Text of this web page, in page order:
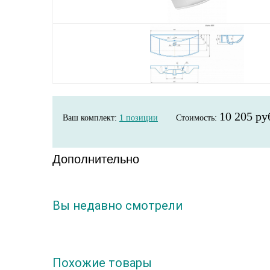
Ваш комплект: 1 позиции Стоимость: 10 205
Дополнительно
Вы недавно смотрели
Похожие товары